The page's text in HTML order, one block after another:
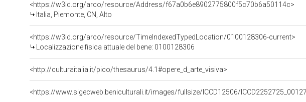
<https://w3id.org/arco/resource/Address/f67a0b6e8902775800f5c70b6a50114c>
Italia, Piemonte, CN, Alto
<https://w3id.org/arco/resource/TimeIndexedTypedLocation/0100128306-current>
Localizzazione fisica attuale del bene: 0100128306
<http://culturaitalia.it/pico/thesaurus/4.1#opere_d_arte_visiva>
<https://www.sigecweb.beniculturali.it/images/fullsize/ICCD12506/